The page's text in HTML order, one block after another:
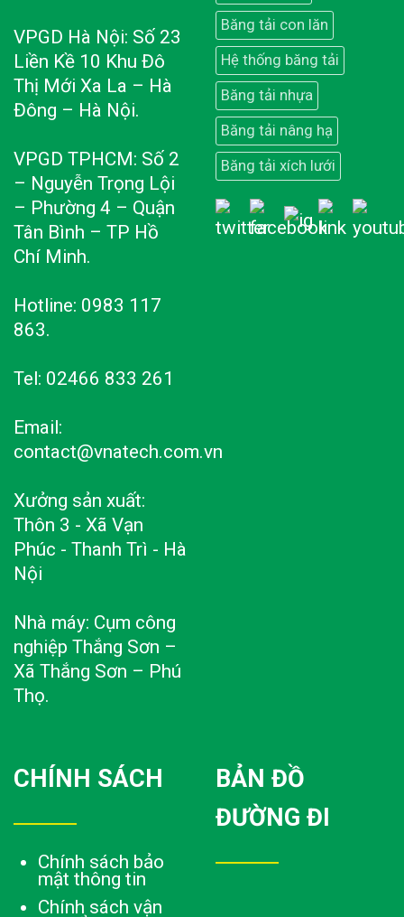
VPGD Hà Nội: Số 23
Liền Kề 10 Khu Đô
Thị Mới Xa La – Hà
Đông – Hà Nội.
VPGD TPHCM: Số 2
– Nguyễn Trọng Lội
– Phường 4 – Quận
Tân Bình – TP Hồ
Chí Minh.
Hotline: 0983 117
863.
Tel: 02466 833 261
Email:
contact@vnatech.com.vn
Xưởng sản xuất:
Thôn 3 - Xã Vạn
Phúc - Thanh Trì - Hà
Nội
Nhà máy: Cụm công
nghiệp Thắng Sơn –
Xã Thắng Sơn – Phú
Thọ.
Băng tải con lăn
Hệ thống băng tải
Băng tải nhựa
Băng tải nâng hạ
Băng tải xích lưới
CHÍNH SÁCH
Chính sách bảo
mật thông tin
Chính sách vận
BẢN ĐỒ
ĐƯỜNG ĐI